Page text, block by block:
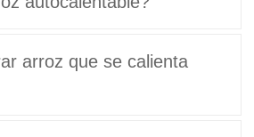
arroz que se calienta